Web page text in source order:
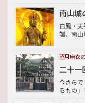
南山城
白鳳・
端、南山
望月麻衣
二十一
今さら
るもの